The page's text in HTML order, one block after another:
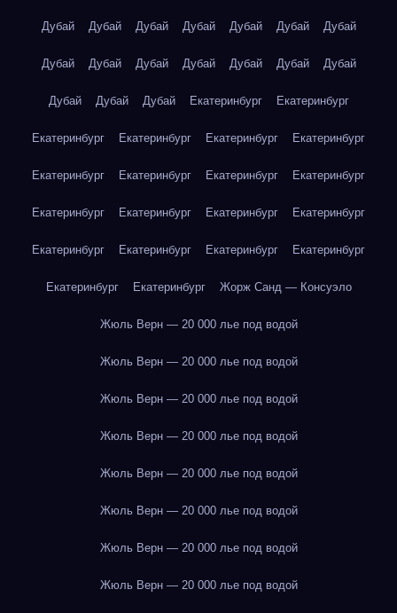
Дубай Дубай Дубай Дубай Дубай Дубай Дубай
Дубай Дубай Дубай Дубай Дубай Дубай Дубай
Дубай Дубай Дубай Екатеринбург Екатеринбург
Екатеринбург Екатеринбург Екатеринбург Екатеринбург
Екатеринбург Екатеринбург Екатеринбург Екатеринбург
Екатеринбург Екатеринбург Екатеринбург Екатеринбург
Екатеринбург Екатеринбург Екатеринбург Екатеринбург
Екатеринбург Екатеринбург Жорж Санд — Консуэло
Жюль Верн — 20 000 лье под водой
Жюль Верн — 20 000 лье под водой
Жюль Верн — 20 000 лье под водой
Жюль Верн — 20 000 лье под водой
Жюль Верн — 20 000 лье под водой
Жюль Верн — 20 000 лье под водой
Жюль Верн — 20 000 лье под водой
Жюль Верн — 20 000 лье под водой